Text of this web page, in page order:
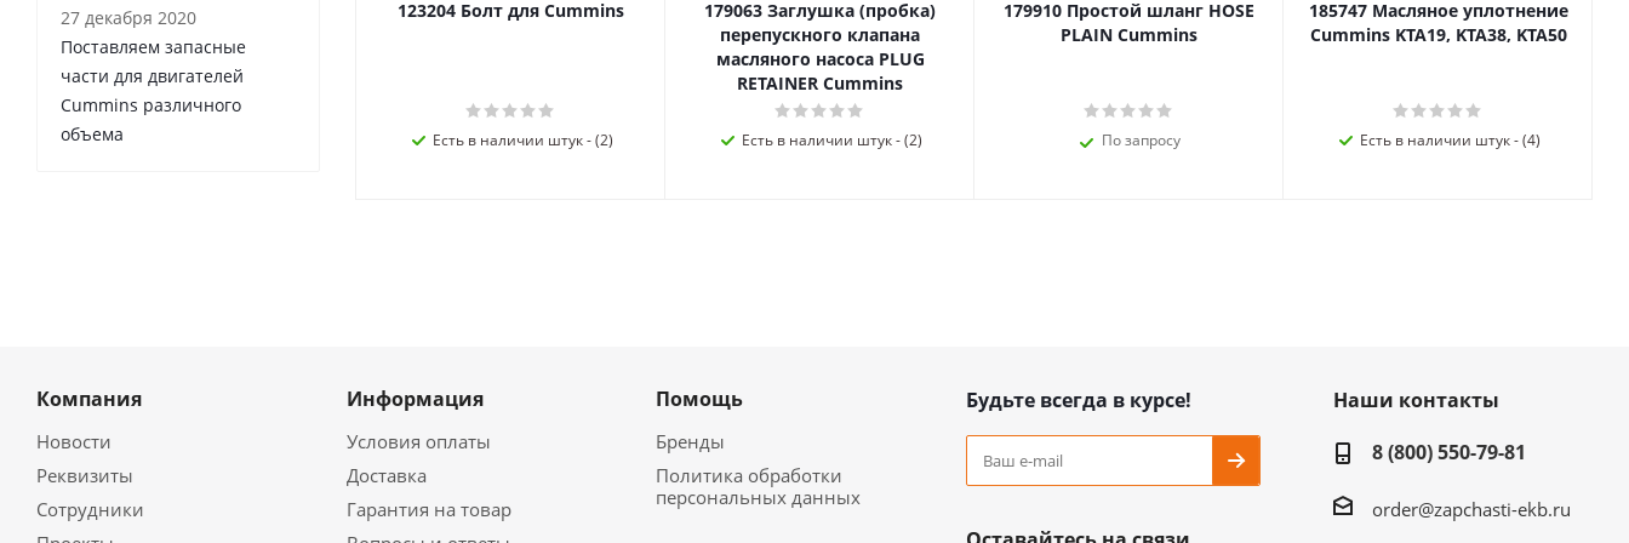
123204 Болт для Cummins
Есть в наличии штук - (2)
179063 Заглушка (пробка)
перепускного клапана
масляного насоса PLUG
RETAINER Cummins
Есть в наличии штук - (2)
179910 Простой шланг HOSE
PLAIN Cummins
По запросу
185747 Масляное уплотнение
Cummins KTA19, KTA38, KTA50
Есть в наличии штук - (4)
27 декабря 2020
Поставляем запасные
части для двигателей
Cummins различного
объема
Компания
Новости
Реквизиты
Сотрудники
Информация
Условия оплаты
Доставка
Гарантия на товар
Помощь
Бренды
Политика обработки
персональных данных
Будьте всегда в курсе!
Наши контакты
8 (800) 550-79-81
order@zapchasti-ekb.ru